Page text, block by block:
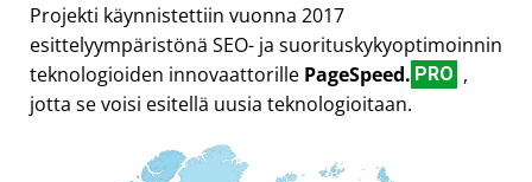
Projekti käynnistettiin vuonna 2017
esittelyympäristönä SEO- ja suorituskykyoptimoinnin
teknologioiden innovaattorille PageSpeed. PRO ,
jotta se voisi esitellä uusia teknologioitaan.